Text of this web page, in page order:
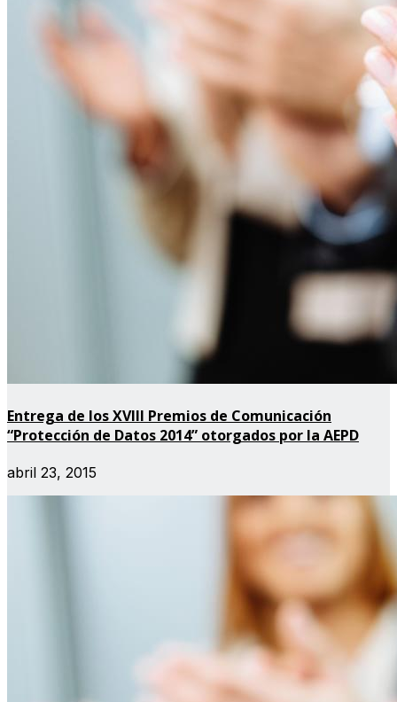
Entrega de los XVIII Premios de Comunicación
“Protección de Datos 2014” otorgados por la AEPD
abril 23, 2015